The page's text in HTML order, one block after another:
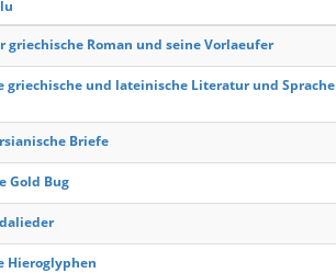
griechische Roman und seine Vorlaeufer
griechische und lateinische Literatur und Sprache
Briefe
Gold Bug
Hieroglyphen